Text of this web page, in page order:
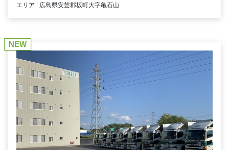
エリア : 広島県安芸郡坂町大字亀石山
NEW